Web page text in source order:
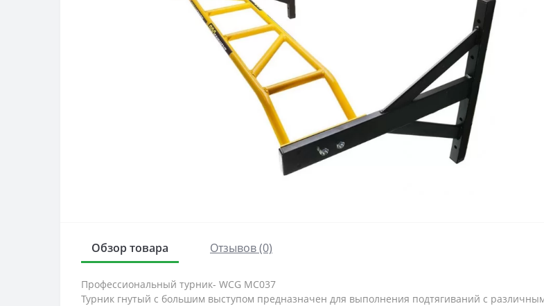
Обзор товара Отзывов (0)
Профессиональный турник- WCG MC037
Турник гнутый с большим выступом предназначен для выполнения подтягиваний с